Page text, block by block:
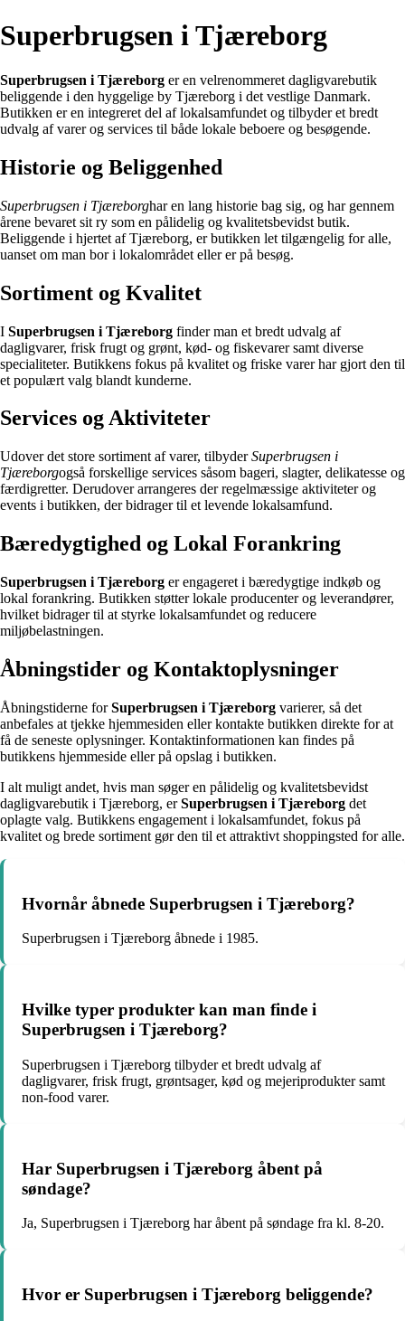
Superbrugsen i Tjæreborg
Superbrugsen i Tjæreborg er en velrenommeret dagligvarebutik
beliggende i den hyggelige by Tjæreborg i det vestlige Danmark.
Butikken er en integreret del af lokalsamfundet og tilbyder et bredt
udvalg af varer og services til både lokale beboere og besøgende.
Historie og Beliggenhed
Superbrugsen i Tjæreborghar en lang historie bag sig, og har gennem
årene bevaret sit ry som en pålidelig og kvalitetsbevidst butik.
Beliggende i hjertet af Tjæreborg, er butikken let tilgængelig for alle,
uanset om man bor i lokalområdet eller er på besøg.
Sortiment og Kvalitet
I Superbrugsen i Tjæreborg finder man et bredt udvalg af
dagligvarer, frisk frugt og grønt, kød- og fiskevarer samt diverse
specialiteter. Butikkens fokus på kvalitet og friske varer har gjort den til
et populært valg blandt kunderne.
Services og Aktiviteter
Udover det store sortiment af varer, tilbyderSuperbrugsen i
Tjæreborgogså forskellige services såsom bageri, slagter, delikatesse og
færdigretter. Derudover arrangeres der regelmæssige aktiviteter og
events i butikken, der bidrager til et levende lokalsamfund.
Bæredygtighed og Lokal Forankring
Superbrugsen i Tjæreborg er engageret i bæredygtige indkøb og
lokal forankring. Butikken støtter lokale producenter og leverandører,
hvilket bidrager til at styrke lokalsamfundet og reducere
miljøbelastningen.
Åbningstider og Kontaktoplysninger
Åbningstiderne forSuperbrugsen i Tjæreborg varierer, så det
anbefales at tjekke hjemmesiden eller kontakte butikken direkte for at
få de seneste oplysninger. Kontaktinformationen kan findes på
butikkens hjemmeside eller på opslag i butikken.
I alt muligt andet, hvis man søger en pålidelig og kvalitetsbevidst
dagligvarebutik i Tjæreborg, erSuperbrugsen i Tjæreborg det
oplagte valg. Butikkens engagement i lokalsamfundet, fokus på
kvalitet og brede sortiment gør den til et attraktivt shoppingsted for alle.
Hvornår åbnede Superbrugsen i Tjæreborg?
Superbrugsen i Tjæreborg åbnede i 1985.
Hvilke typer produkter kan man finde i
Superbrugsen i Tjæreborg?
Superbrugsen i Tjæreborg tilbyder et bredt udvalg af
dagligvarer, frisk frugt, grøntsager, kød og mejeriprodukter samt
non-food varer.
Har Superbrugsen i Tjæreborg åbent på
søndage?
Ja, Superbrugsen i Tjæreborg har åbent på søndage fra kl. 8-20.
Hvor er Superbrugsen i Tjæreborg beliggende?